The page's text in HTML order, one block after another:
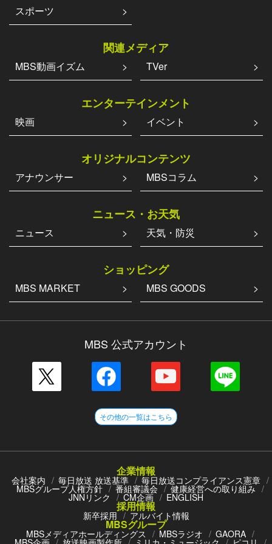
スポーツ
関連メディア
MBS動画イズム TVer
エンターテインメント
映画 イベント
オリジナルコンテンツ
アナウンサー MBSコラム
ニュース・お天気
ニュース 天気・防災
ショッピング
MBS MARKET MBS GOODS
MBS 公式アカウント
その他の一覧はこちら
企業情報
会社案内 毎日放送 放送基準 毎日放送コンプライアンス憲章
MBSグループ人権方針 番組審議会 健康経営への取り組み
JNNリンク CM企画 ENGLISH
採用情報
新卒採用 アルバイト情報
MBSグループ
MBSメディアホールディングス MBSラジオ GAORA